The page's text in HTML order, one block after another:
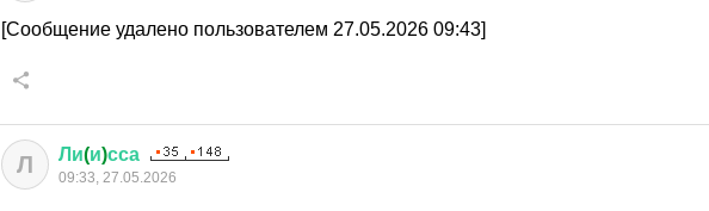
[Сообщение удалено пользователем 27.05.2026 09:43]
Л Ли(и)сса
09:33, 27.05.2026